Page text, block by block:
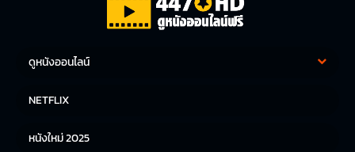
ดูหนังออนไลน์
หนังญี่ปุ่น
NETFLIX
หนังใหม่ 2025